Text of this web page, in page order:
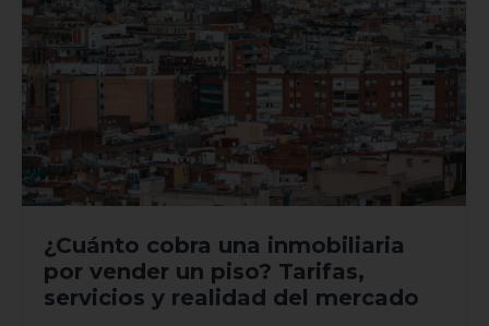
¿Cuánto cobra una inmobiliaria
por vender un piso? Tarifas,
servicios y realidad del mercado